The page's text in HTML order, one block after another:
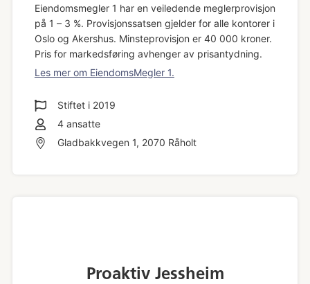
Eiendomsmegler 1 har en veiledende meglerprovisjon
på 1 – 3 %. Provisjonssatsen gjelder for alle kontorer i
Oslo og Akershus. Minsteprovisjon er 40 000 kroner.
Pris for markedsføring avhenger av prisantydning.
Les mer om EiendomsMegler 1.
Stiftet i 2019
4ansatte
Gladbakkvegen 1, 2070 Råholt
Proaktiv Jessheim